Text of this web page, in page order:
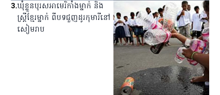
3.ឃុំ​ខ្លួន​បុរស​អាមេរិកាំង​ម្នាក់ និង​
ស្ត្រី​ខ្មែរ​ម្នាក់ ពី​បទ​ជួញ​ដូរ​កុមារី​នៅ​
សៀមរាប